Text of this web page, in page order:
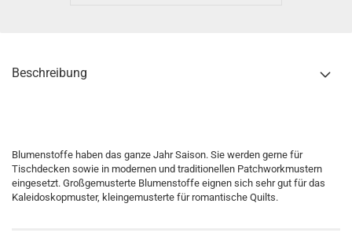
Beschreibung
Blumenstoffe haben das ganze Jahr Saison. Sie werden gerne für
Tischdecken sowie in modernen und traditionellen Patchworkmustern
eingesetzt. Großgemusterte Blumenstoffe eignen sich sehr gut für das
Kaleidoskopmuster, kleingemusterte für romantische Quilts.